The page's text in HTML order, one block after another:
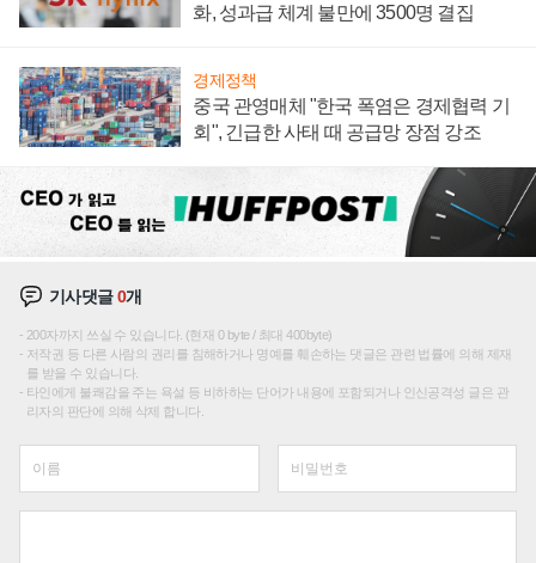
화, 성과급 체계 불만에 3500명 결집
경제정책
중국 관영매체 "한국 폭염은 경제협력 기
회", 긴급한 사태 때 공급망 장점 강조
기사댓글0개
200자까지 쓰실 수 있습니다. (현재 0 byte / 최대 400byte)
저작권 등 다른 사람의 권리를 침해하거나 명예를 훼손하는 댓글은 관련 법률에 의해 제재
를 받을 수 있습니다.
타인에게 불쾌감을 주는 욕설 등 비하하는 단어가 내용에 포함되거나 인신공격성 글은 관
리자의 판단에 의해 삭제 합니다.